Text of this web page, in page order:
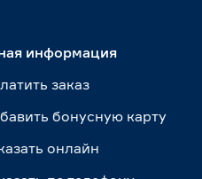
информация
заказ
бонусную карту
онлайн